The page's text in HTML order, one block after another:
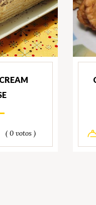
( 0 votos )